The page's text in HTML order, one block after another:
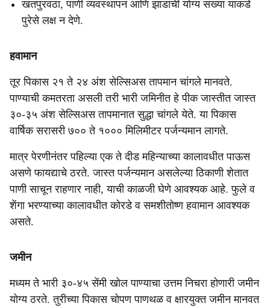
खतपुरवठा, पाणी व्यवस्थापन आणि झाडांची योग्य संख्या याकडे
पुरेसे लक्ष न देणे.
हवामान
तूर पिकास २१ ते २४ अंश सेल्सिअस तापमान चांगले मानवते.
पाण्याची कमतरता असली तरी भारी जमिनीत हे पीक जास्तीत जास्त
३०-३५ अंश सेल्सिअस तापमानात सुद्धा चांगले येते. या पिकास
वार्षिक सरासरी ७०० ते १००० मिलिमीटर पर्जन्यमान लागते.
मात्र पेरणीनंतर पहिल्या एक ते दीड महिन्याच्या कालावधीत पाऊस
असणे फायद्याचे ठरते. जास्त पर्जन्यमान असलेल्या ठिकाणी शेतात
पाणी साचून राहणार नाही, याची काळजी घेणे आवश्यक आहे. फुले व
शेंगा भरण्याच्या कालावधीत कोरडे व समशीतोष्ण हवामान आवश्यक
असते.
जमीन
मध्यम ते भारी ३०-४५ सेंमी खोल पाण्याचा उत्तम निचरा होणारी जमीन
योग्य ठरते. तुरीच्या पिकास चोपण पाणथळ व क्षारयुक्त जमीन मानवत